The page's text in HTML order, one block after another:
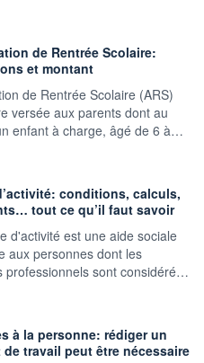
de Rentrée Scolaire:
et montant
de Rentrée Scolaire (ARS)
versée aux parents dont au
enfant à charge, âgé de 6 à…
conditions, calculs,
tout ce qu’il faut savoir
d'activité est une aide sociale
aux personnes dont les
professionnels sont considéré…
à la personne: rédiger un
travail peut être nécessaire